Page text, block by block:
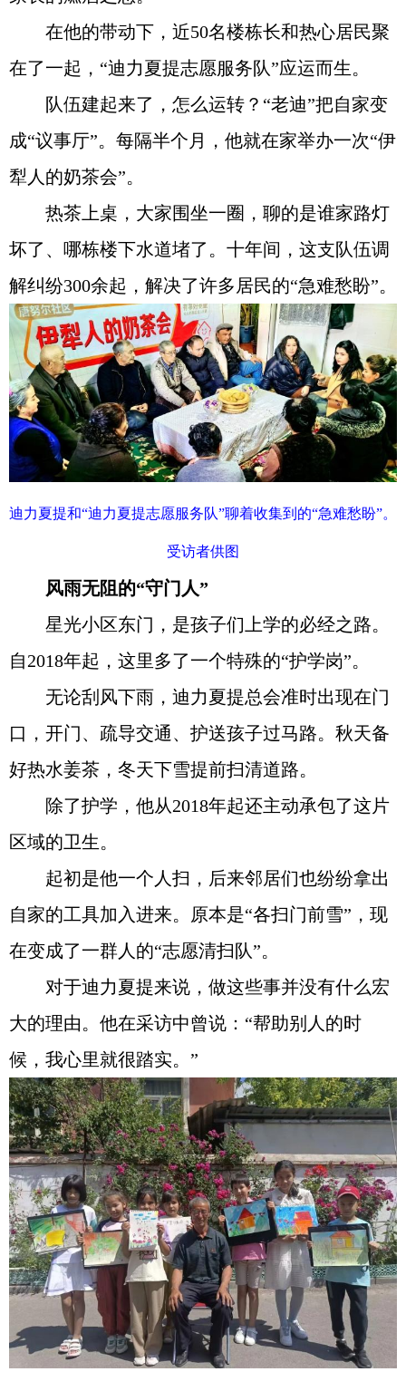
在他的带动下，近50名楼栋长和热心居民聚
在了一起，“迪力夏提志愿服务队”应运而生。
队伍建起来了，怎么运转？“老迪”把自家变
成“议事厅”。每隔半个月，他就在家举办一次“伊
犁人的奶茶会”。
热茶上桌，大家围坐一圈，聊的是谁家路灯
坏了、哪栋楼下水道堵了。十年间，这支队伍调
解纠纷300余起，解决了许多居民的“急难愁盼”。
迪力夏提和“迪力夏提志愿服务队”聊着收集到的“急难愁盼”。
受访者供图
风雨无阻的“守门人”
星光小区东门，是孩子们上学的必经之路。
自2018年起，这里多了一个特殊的“护学岗”。
无论刮风下雨，迪力夏提总会准时出现在门
口，开门、疏导交通、护送孩子过马路。秋天备
好热水姜茶，冬天下雪提前扫清道路。
除了护学，他从2018年起还主动承包了这片
区域的卫生。
起初是他一个人扫，后来邻居们也纷纷拿出
自家的工具加入进来。原本是“各扫门前雪”，现
在变成了一群人的“志愿清扫队”。
对于迪力夏提来说，做这些事并没有什么宏
大的理由。他在采访中曾说：“帮助别人的时
候，我心里就很踏实。”